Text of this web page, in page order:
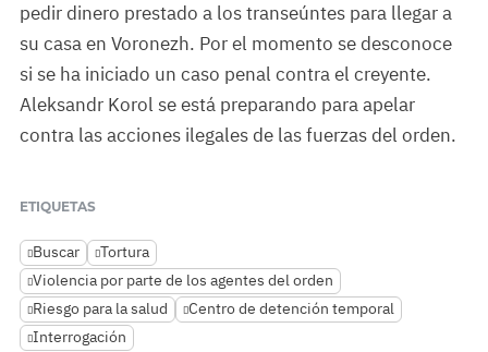
pedir dinero prestado a los transeúntes para llegar a
su casa en Voronezh. Por el momento se desconoce
si se ha iniciado un caso penal contra el creyente.
Aleksandr Korol se está preparando para apelar
contra las acciones ilegales de las fuerzas del orden.
ETIQUETAS
Buscar
Tortura
Violencia por parte de los agentes del orden
Riesgo para la salud
Centro de detención temporal
Interrogación